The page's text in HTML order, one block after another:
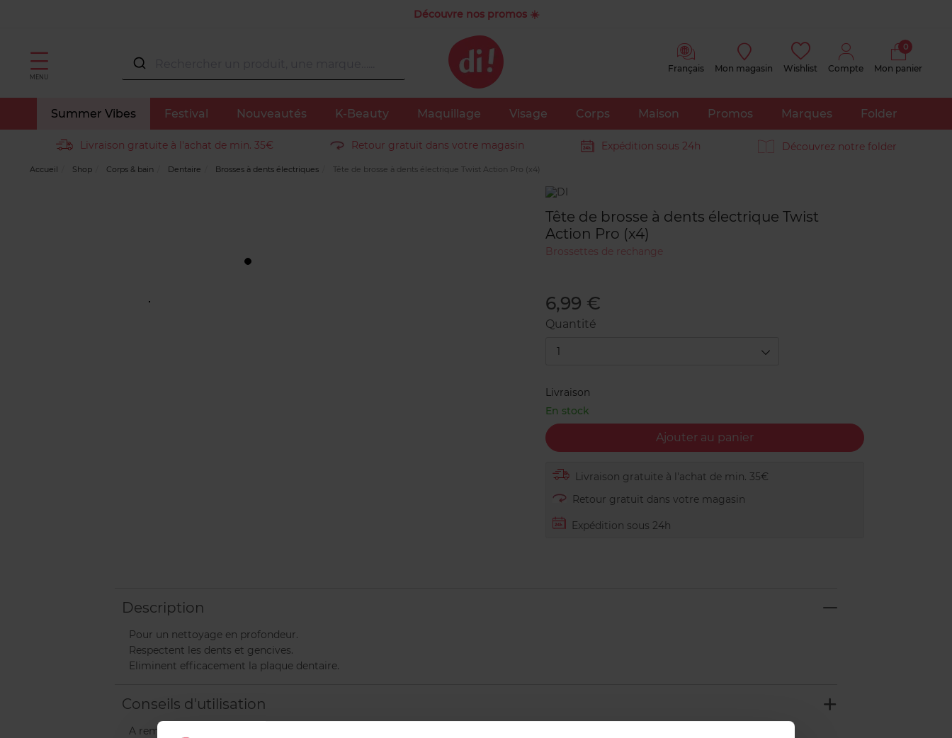
Découvre nos promos ☀️
MENU
Français Mon magasin Wishlist Compte Mon panier
0
Summer Vibes Festival Nouveautés K-Beauty Maquillage Visage Corps Maison Promos Marques Folder
Livraison gratuite à l'achat de min. 35€ Retour gratuit dans votre magasin Expédition sous 24h Découvrez notre folder
Accueil Shop Corps & bain Dentaire Brosses à dents électriques Tête de brosse à dents électrique Twist Action Pro (x4)
Marque
clients
Tête de brosse à dents électrique Twist
Action Pro (x4)
Brossettes de rechange
6,99 €
Quantité
1
Livraison
En stock
Ajouter au panier
Livraison gratuite à l'achat de min. 35€
Retour gratuit dans votre magasin
Expédition sous 24h
Description
Pour un nettoyage en profondeur.
Respectent les dents et gencives.
Eliminent efficacement la plaque dentaire.
Conseils d'utilisation
A remplacer tous les 3 mois.